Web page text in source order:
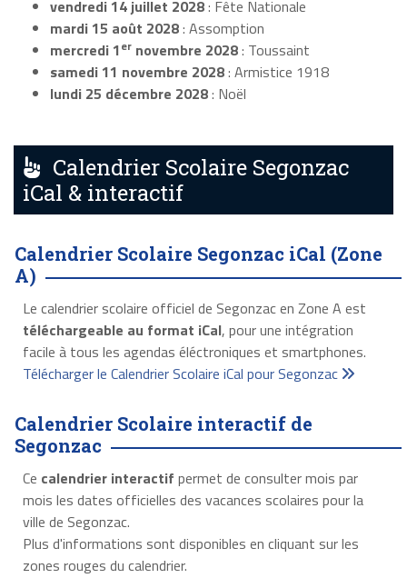
vendredi 14 juillet 2028: Fête Nationale
mardi 15 août 2028: Assomption
mercredi 1er novembre 2028: Toussaint
samedi 11 novembre 2028: Armistice 1918
lundi 25 décembre 2028: Noël
Calendrier Scolaire Segonzac
iCal & interactif
Calendrier Scolaire Segonzac iCal (Zone
A)
Le calendrier scolaire officiel de Segonzac en Zone A est
téléchargeable au format iCal, pour une intégration
facile à tous les agendas éléctroniques et smartphones.
Télécharger le Calendrier Scolaire iCal pour Segonzac
Calendrier Scolaire interactif de
Segonzac
Ce calendrier interactif permet de consulter mois par
mois les dates officielles des vacances scolaires pour la
ville de Segonzac.
Plus d'informations sont disponibles en cliquant sur les
zones rouges du calendrier.